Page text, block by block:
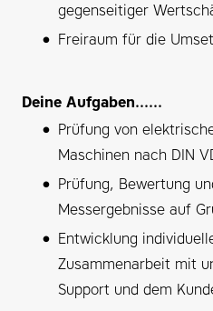
gegenseitiger
Freiraum für die
Deine Aufgaben......
Prüfung von
Maschinen nach DIN
Prüfung, Bewertung
Messergebnisse auf
Entwicklung
Zusammenarbeit mit
Support und dem